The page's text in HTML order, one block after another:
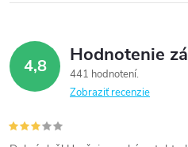
4,8 Hodnotenie
441 hodnotení
Zobraziť recenzie